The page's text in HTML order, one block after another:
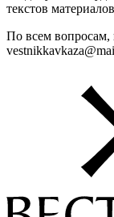
текстов
По всем вопросам,